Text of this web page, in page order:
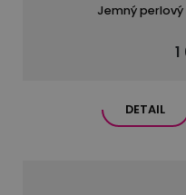
Jemný
DETAIL